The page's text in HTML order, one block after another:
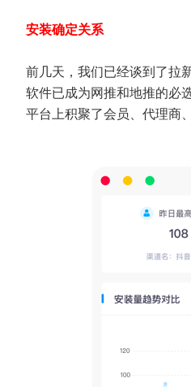
安装确定关系
前几天，我们已经谈到了拉
软件已成为网推和地推的必
平台上积聚了会员、代理商